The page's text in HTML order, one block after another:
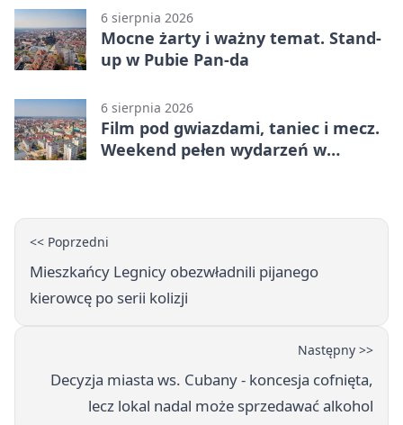
6 sierpnia 2026
Mocne żarty i ważny temat. Stand-
up w Pubie Pan-da
6 sierpnia 2026
Film pod gwiazdami, taniec i mecz.
Weekend pełen wydarzeń w
<< Poprzedni
Mieszkańcy Legnicy obezwładnili pijanego
kierowcę po serii kolizji
Następny >>
Decyzja miasta ws. Cubany - koncesja cofnięta,
lecz lokal nadal może sprzedawać alkohol